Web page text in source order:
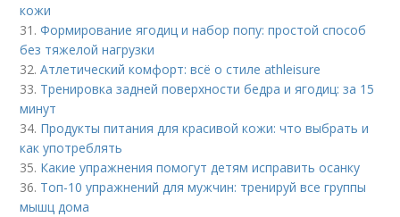
кожи
31.Формирование ягодиц и набор попу: простой способ
без тяжелой нагрузки
32.Атлетический комфорт: всё о стиле athleisure
33. Тренировка задней поверхности бедра и ягодиц: за 15
минут
34. Продукты питания для красивой кожи: что выбрать и
как употреблять
35. Какие упражнения помогут детям исправить осанку
36. Топ-10 упражнений для мужчин: тренируй все группы
мышц дома